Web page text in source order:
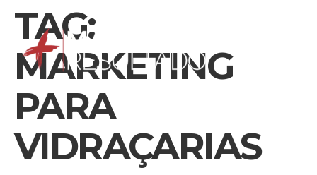
TAG:
MARKETING
PARA
VIDRAÇARIAS